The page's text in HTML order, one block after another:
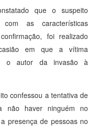
que o suspeito
com as características
foi realizado
em que a vítima
o autor da invasão à
confessou a tentativa de
não haver ninguém no
presença de pessoas no